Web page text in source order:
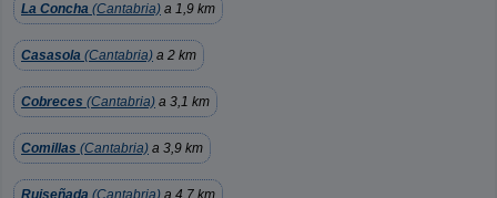
La Concha (Cantabria) a 1,9 km
Casasola (Cantabria) a 2 km
Cobreces (Cantabria) a 3,1 km
Comillas (Cantabria) a 3,9 km
Ruiseñada (Cantabria) a 4,7 km